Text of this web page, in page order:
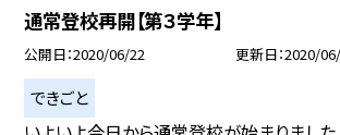
通常登校再開【第３学年】
公開日 2020/06/22 更新日 2020/
できごと